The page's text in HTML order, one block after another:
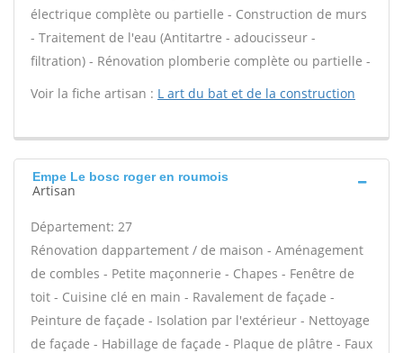
électrique complète ou partielle - Construction de murs
- Traitement de l'eau (Antitartre - adoucisseur -
filtration) - Rénovation plomberie complète ou partielle -
Voir la fiche artisan : L art du bat et de la construction
Empe Le bosc roger en roumois
Artisan
Département: 27
Rénovation dappartement / de maison - Aménagement
de combles - Petite maçonnerie - Chapes - Fenêtre de
toit - Cuisine clé en main - Ravalement de façade -
Peinture de façade - Isolation par l'extérieur - Nettoyage
de façade - Habillage de façade - Plaque de plâtre - Faux